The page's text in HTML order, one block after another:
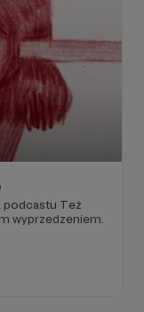
podcastu Też
wyprzedzeniem.